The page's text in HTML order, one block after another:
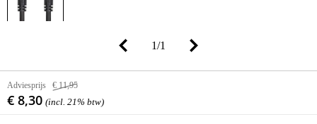
1/1
Adviesprijs € 11,95
€ 8,30 (incl. 21% btw)